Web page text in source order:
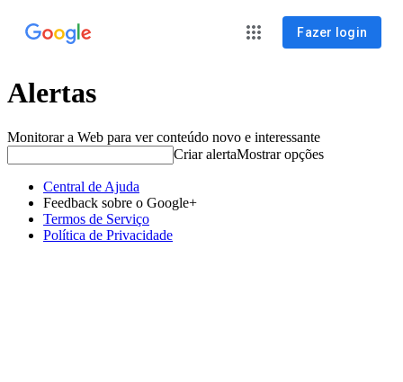
Fazer login
Alertas
Monitorar a Web para ver conteúdo novo e interessante
Criar alertaMostrar opções
Central de Ajuda
Feedback sobre o Google+
Termos de Serviço
Política de Privacidade